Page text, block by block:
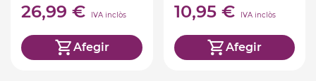
26,99 € IVA inclòs
Afegir
10,95 € IVA inclòs
Afegir